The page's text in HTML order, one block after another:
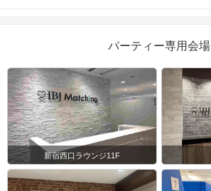
パーティー専用会場
新宿西口ラウンジ11F